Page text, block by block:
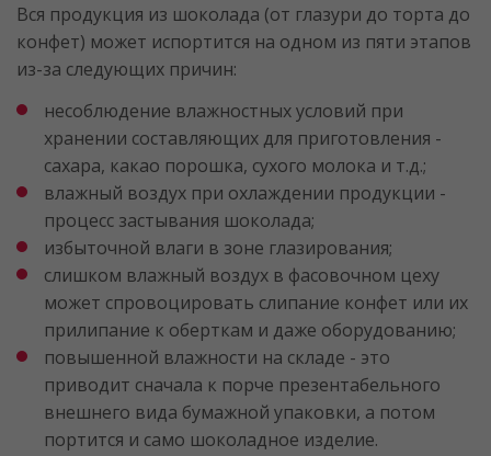
Вся продукция из шоколада (от глазури до торта до
конфет) может испортится на одном из пяти этапов
из-за следующих причин:
несоблюдение влажностных условий при
хранении составляющих для приготовления -
сахара, какао порошка, сухого молока и т.д.;
влажный воздух при охлаждении продукции -
процесс застывания шоколада;
избыточной влаги в зоне глазирования;
слишком влажный воздух в фасовочном цеху
может спровоцировать слипание конфет или их
прилипание к оберткам и даже оборудованию;
повышенной влажности на складе - это
приводит сначала к порче презентабельного
внешнего вида бумажной упаковки, а потом
портится и само шоколадное изделие.